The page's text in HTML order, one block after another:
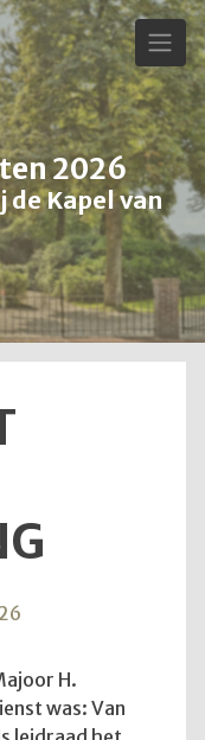
2026
Kapel van
H.
was: Van